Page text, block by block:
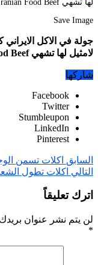
Save Image
جولة في الاكل
لامثيل لها تشهي Food Iranian Food Beef
شاركها
Facebook
Twitter
Stumbleupon
LinkedIn
Pinterest
السابق اكلات تسمن
التالي اكلات تطول
اترك تعليقاً
لن يتم نشر عنوان بريدك
*